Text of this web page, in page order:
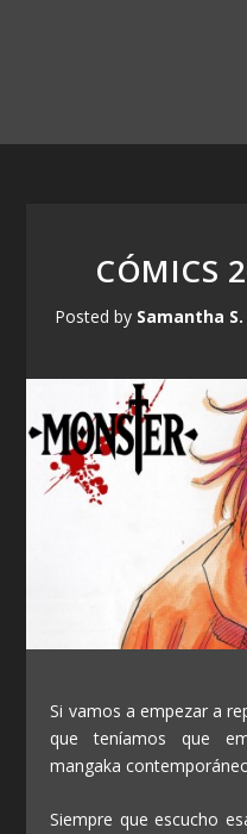
CÓMICS
Posted by Samantha
Si vamos a empezar a
que teníamos que
mangaka
Siempre que escucho